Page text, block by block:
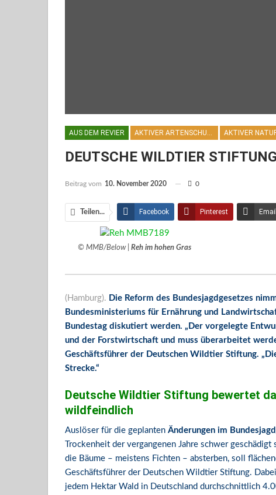
AUS DEM REVIER AKTIVER ARTENSCHUTZ
DEUTSCHE WILDTIER
Beitrag vom 10. November 2020 0
Teilen... Facebook Pinterest Email
Facebook Messenger
© MMB/Below |Reh im hohen Gras
(Hamburg). Die Reform des Bundesjagdgesetzes
Bundesministeriums für Ernährung und
Bundestag diskutiert werden. „Der vorgelegte
und der Forstwirtschaft und muss überarbeitet
Geschäftsführer der Deutschen Wildtier Stiftung.
Strecke.“
Deutsche Wildtier Stiftung bewertet
wildfeindlich
Auslöser für die geplanten Änderungen im
Trockenheit der vergangenen Jahre schwer
die Bäume – meistens Fichten – absterben, soll
Geschäftsführer der Deutschen Wildtier Stiftung.
jedem Hektar Wald in Deutschland durchschnittlich